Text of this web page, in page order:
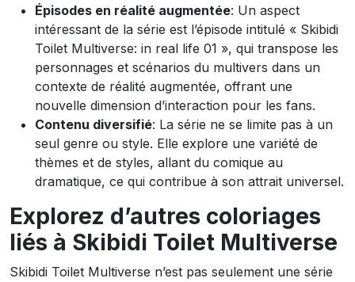
Épisodes en réalité augmentée: Un aspect
intéressant de la série est l’épisode intitulé « Skibidi
Toilet Multiverse: in real life 01 », qui transpose les
personnages et scénarios du multivers dans un
contexte de réalité augmentée, offrant une
nouvelle dimension d’interaction pour les fans.
Contenu diversifié: La série ne se limite pas à un
seul genre ou style. Elle explore une variété de
thèmes et de styles, allant du comique au
dramatique, ce qui contribue à son attrait universel.
Explorez d’autres coloriages
liés à Skibidi Toilet Multiverse
Skibidi Toilet Multiverse n’est pas seulement une série